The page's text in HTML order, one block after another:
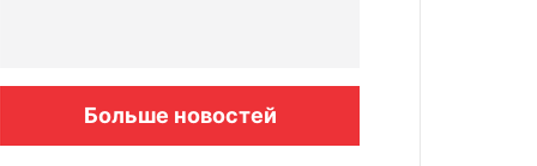
Больше новостей